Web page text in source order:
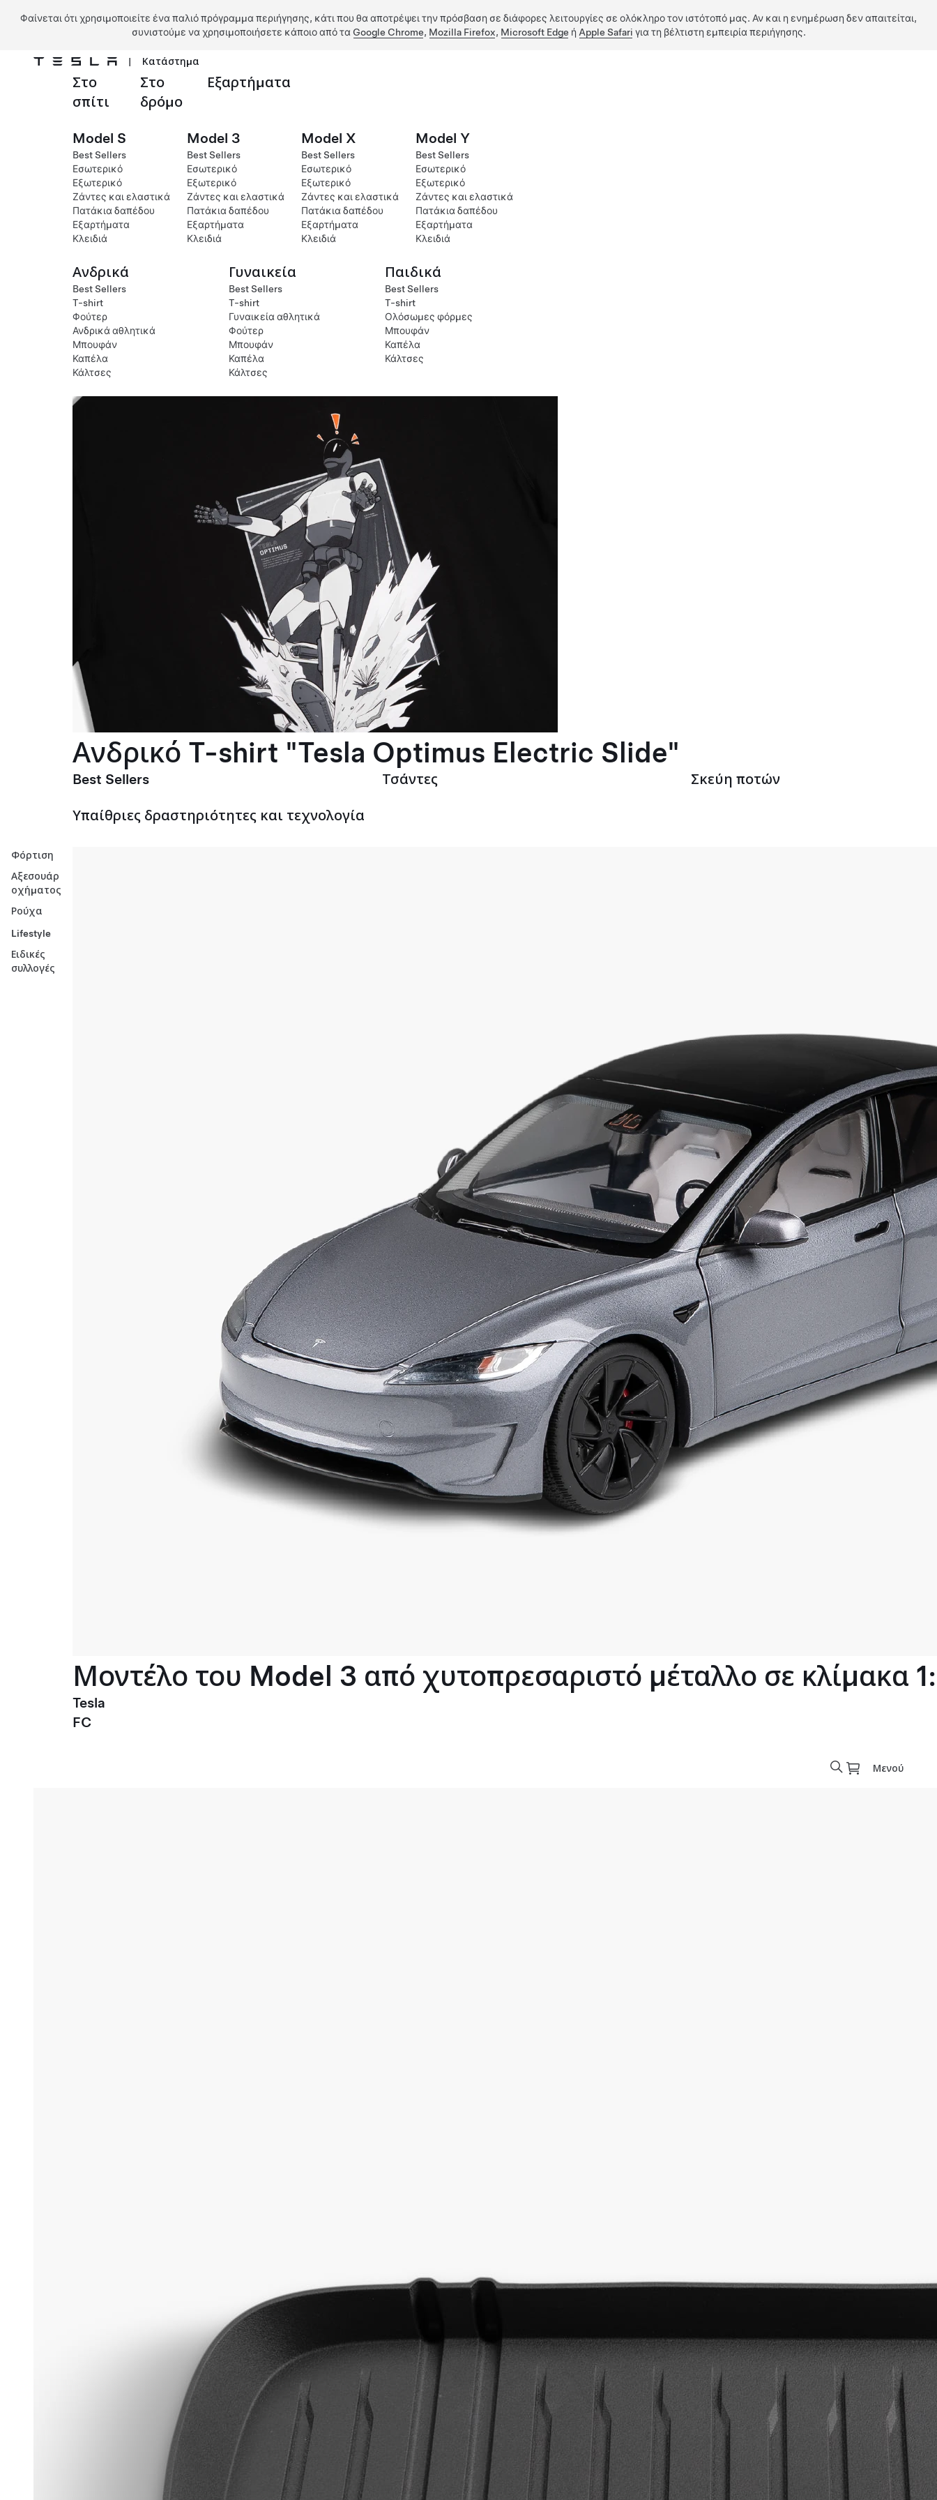
Φαίνεται ότι χρησιμοποιείτε ένα παλιό πρόγραμμα περιήγησης, κάτι που θα αποτρέψει την πρόσβαση σε διάφορες λειτουργίες σε ολόκληρο τον ιστότοπό μας. Αν και η ενημέρωση δεν απαιτείται,
συνιστούμε να χρησιμοποιήσετε κάποιο από τα Google Chrome, Mozilla Firefox, Microsoft Edge ή Apple Safari για τη βέλτιστη εμπειρία περιήγησης.
Μετάβαση στο κύριο περιεχόμενο
| Κατάστημα
Φόρτιση
Αξεσουάρ
οχήματος
Ρούχα
Lifestyle
Ειδικές
συλλογές
Στο
σπίτι
Στο
δρόμο
Εξαρτήματα
Model S
Best Sellers
Εσωτερικό
Εξωτερικό
Ζάντες και ελαστικά
Πατάκια δαπέδου
Εξαρτήματα
Κλειδιά
Model 3
Best Sellers
Εσωτερικό
Εξωτερικό
Ζάντες και ελαστικά
Πατάκια δαπέδου
Εξαρτήματα
Κλειδιά
Model X
Best Sellers
Εσωτερικό
Εξωτερικό
Ζάντες και ελαστικά
Πατάκια δαπέδου
Εξαρτήματα
Κλειδιά
Model Y
Best Sellers
Εσωτερικό
Εξωτερικό
Ζάντες και ελαστικά
Πατάκια δαπέδου
Εξαρτήματα
Κλειδιά
Ανδρικά
Best Sellers
T-shirt
Φούτερ
Ανδρικά αθλητικά
Μπουφάν
Καπέλα
Κάλτσες
Γυναικεία
Best Sellers
T-shirt
Γυναικεία αθλητικά
Φούτερ
Μπουφάν
Καπέλα
Κάλτσες
Παιδικά
Best Sellers
T-shirt
Ολόσωμες φόρμες
Μπουφάν
Καπέλα
Κάλτσες
Ανδρικό T-shirt "Tesla Optimus Electric Slide"
Best Sellers Τσάντες Σκεύη ποτών
Υπαίθριες δραστηριότητες και τεχνολογία
Μοντέλο του Model 3 από χυτοπρεσαριστό μέταλλο σε κλίμακα
Tesla
FC
Μενού